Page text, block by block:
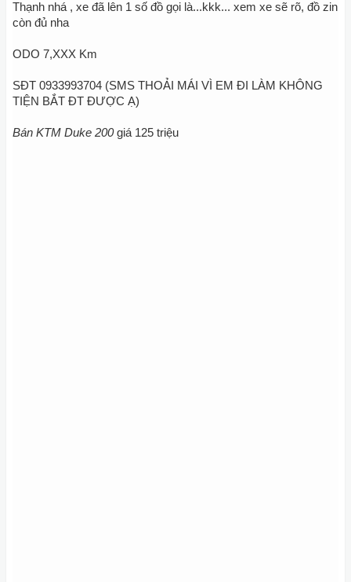
Thạnh nhá , xe đã lên 1 số đồ gọi là...kkk... xem xe sẽ rõ, đồ zin
còn đủ nha
ODO 7,XXX Km
SĐT 0933993704 (SMS THOẢI MÁI VÌ EM ĐI LÀM KHÔNG
TIỆN BẮT ĐT ĐƯỢC Ạ)
Bán KTM Duke 200giá 125 triệu